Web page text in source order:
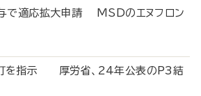
で適応拡大申請 MSDのエヌフロン
訂を指示 厚労省、24年公表のP3結